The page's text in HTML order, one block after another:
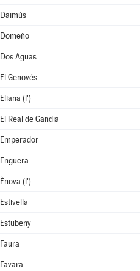
Daimús
Domeño
Dos Aguas
El Genovés
Eliana (l')
El Real de Gandia
Emperador
Enguera
Ènova (l')
Estivella
Estubeny
Faura
Favara